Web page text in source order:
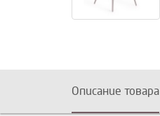
Описание товара